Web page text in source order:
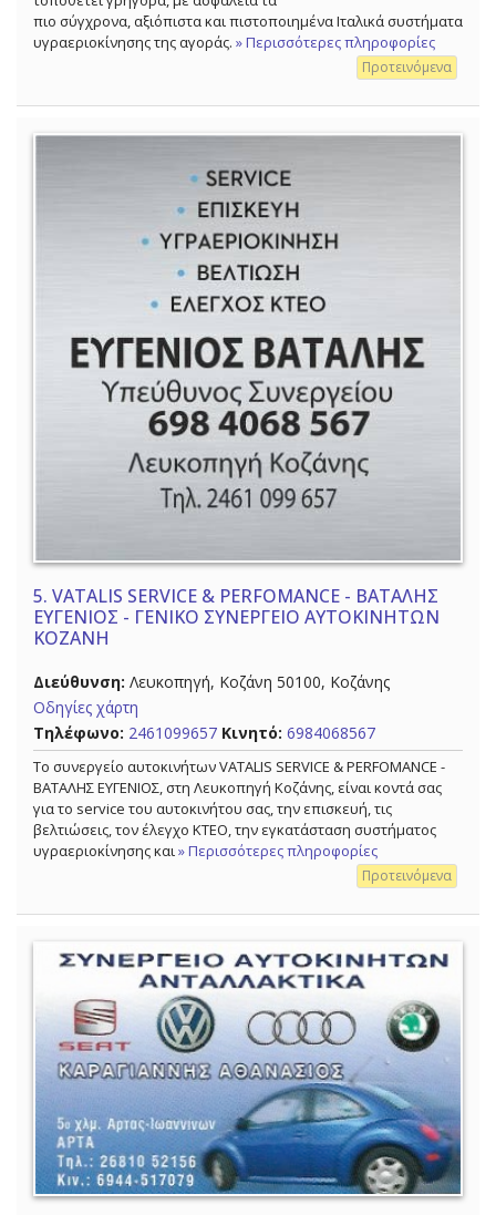
πιο σύγχρονα, αξιόπιστα και πιστοποιημένα Ιταλικά συστήματα
υγραεριοκίνησης της αγοράς. » Περισσότερες πληροφορίες
Προτεινόμενα
5. VATALIS SERVICE & PERFOMANCE - ΒΑΤΑΛΗΣ
ΕΥΓΕΝΙΟΣ - ΓΕΝΙΚΟ ΣΥΝΕΡΓΕΙΟ ΑΥΤΟΚΙΝΗΤΩΝ
ΚΟΖΑΝΗ
Διεύθυνση: Λευκοπηγή, Κοζάνη 50100, Κοζάνης
Οδηγίες χάρτη
Τηλέφωνο: 2461099657 Κινητό: 6984068567
Το συνεργείο αυτοκινήτων VATALIS SERVICE & PERFOMANCE -
ΒΑΤΑΛΗΣ ΕΥΓΕΝΙΟΣ, στη Λευκοπηγή Κοζάνης, είναι κοντά σας
για το service του αυτοκινήτου σας, την επισκευή, τις
βελτιώσεις, τον έλεγχο ΚΤΕΟ, την εγκατάσταση συστήματος
υγραεριοκίνησης και» Περισσότερες πληροφορίες
Προτεινόμενα